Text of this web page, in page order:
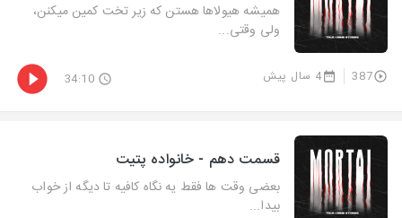
همیشه هیولاها هستن که زیر تخت کمین میکنن،
ولی وقتی...
387 4 سال پیش 34:10
قسمت دهم - خانواده پتیت
بعضی وقت ها فقط یه نگاه کافیه تا دیگه از خواب
بیدا...